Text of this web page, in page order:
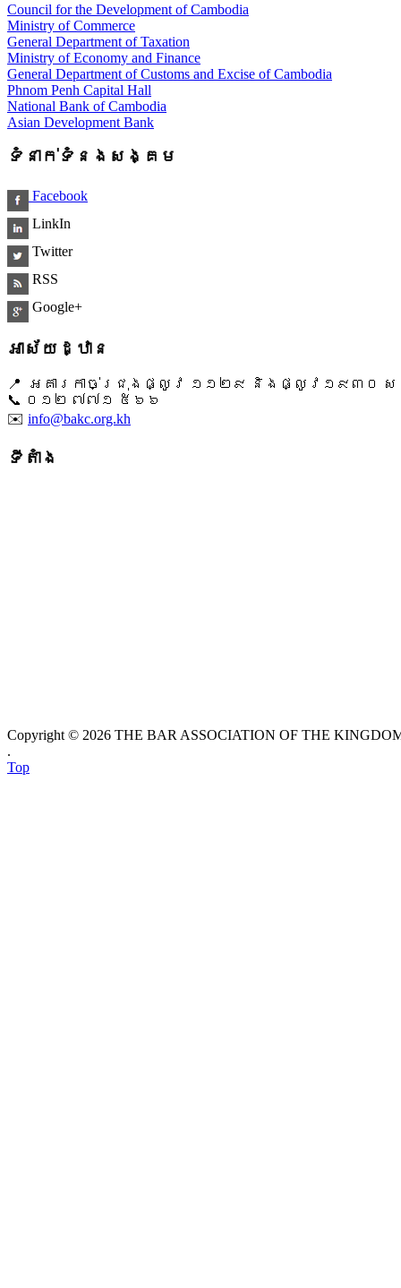
Council for the Development of Cambodia
Ministry of Commerce
General Department of Taxation
Ministry of Economy and Finance
General Department of Customs and Excise of Cambodia
Phnom Penh Capital Hall
National Bank of Cambodia
Asian Development Bank
ទំនាក់ទំនងសង្គម
Facebook
LinkIn
Twitter
RSS
Google+
អាស័យដ្ឋាន
📍 អគារកាច់ជ្រុងផ្លូវ ១១២៩ និងផ្លូវ១៩៣០ ស
📞 ​០១២ ៧៧១ ៥៦៦
✉️ info@bakc.org.kh
ទីតាំង
Copyright © 2026 THE BAR ASSOCIATION OF THE
.
Top